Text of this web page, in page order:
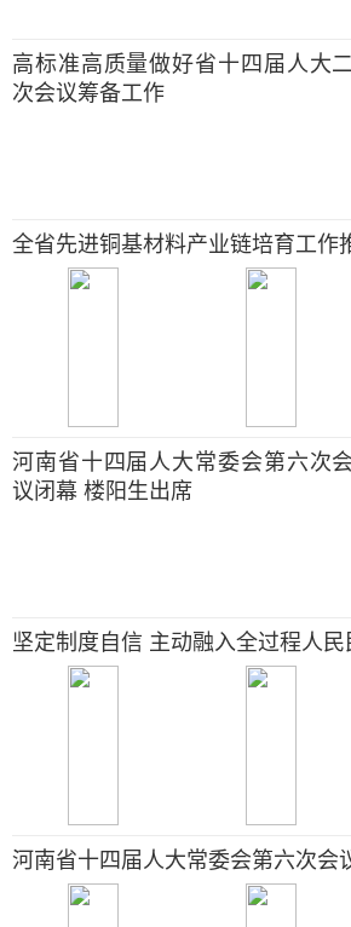
高标准高质量做好省十四届人大二
次会议筹备工作
全省先进铜基材料产业链培育工作
河南省十四届人大常委会第六次会
议闭幕 楼阳生出席
坚定制度自信 主动融入全过程人
河南省十四届人大常委会第六次会